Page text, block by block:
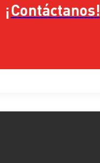
¡Contáctanos!